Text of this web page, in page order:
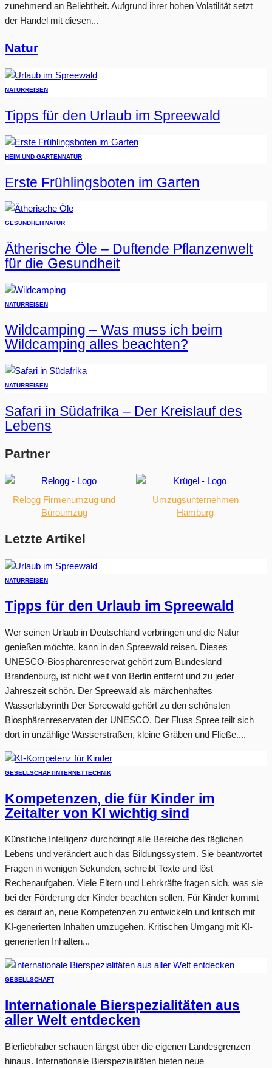
zunehmend an Beliebtheit. Aufgrund ihrer hohen Volatilität setzt
der Handel mit diesen...
Natur
NATURREISEN
Tipps für den Urlaub im Spreewald
HEIM UND GARTENNATUR
Erste Frühlingsboten im Garten
GESUNDHEITNATUR
Ätherische Öle – Duftende Pflanzenwelt
für die Gesundheit
NATURREISEN
Wildcamping – Was muss ich beim
Wildcamping alles beachten?
NATURREISEN
Safari in Südafrika – Der Kreislauf des
Lebens
Partner
Relogg Firmenumzug und
Büroumzug
Umzugsunternehmen
Hamburg
Letzte Artikel
NATURREISEN
Tipps für den Urlaub im Spreewald
Wer seinen Urlaub in Deutschland verbringen und die Natur
genießen möchte, kann in den Spreewald reisen. Dieses
UNESCO-Biosphärenreservat gehört zum Bundesland
Brandenburg, ist nicht weit von Berlin entfernt und zu jeder
Jahreszeit schön. Der Spreewald als märchenhaftes
Wasserlabyrinth Der Spreewald gehört zu den schönsten
Biosphärenreservaten der UNESCO. Der Fluss Spree teilt sich
dort in unzählige Wasserstraßen, kleine Gräben und Fließe....
GESELLSCHAFTINTERNETTECHNIK
Kompetenzen, die für Kinder im
Zeitalter von KI wichtig sind
Künstliche Intelligenz durchdringt alle Bereiche des täglichen
Lebens und verändert auch das Bildungssystem. Sie beantwortet
Fragen in wenigen Sekunden, schreibt Texte und löst
Rechenaufgaben. Viele Eltern und Lehrkräfte fragen sich, was sie
bei der Förderung der Kinder beachten sollen. Für Kinder kommt
es darauf an, neue Kompetenzen zu entwickeln und kritisch mit
KI-generierten Inhalten umzugehen. Kritischen Umgang mit KI-
generierten Inhalten...
GESELLSCHAFT
Internationale Bierspezialitäten aus
aller Welt entdecken
Bierliebhaber schauen längst über die eigenen Landesgrenzen
hinaus. Internationale Bierspezialitäten bieten neue